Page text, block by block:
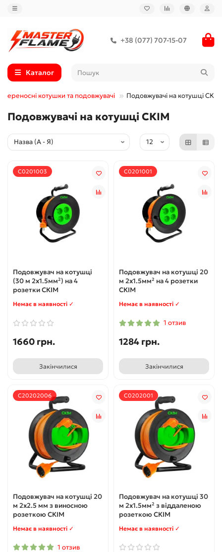
+38 (077) 707-15-07
Каталог
Переносні котушки та подовжувачі Подовжувачі на котушці СКІМ
Подовжувачі на котушці СКІМ
С0201003
Подовжувач на котушці
(30 м 2х1.5мм²) на 4
розетки СКІМ
Немає в наявності ✓
1660 грн.
Закінчилися
С0201001
Подовжувач на котушці 20
м 2х1.5мм² на 4 розетки
СКІМ
Немає в наявності ✓
1 отзив
1284 грн.
Закінчилися
С20202006
Подовжувач на котушці 20
м 2х2.5 мм з виносною
розеткою СКІМ
Немає в наявності ✓
1 отзив
С0202001
Подовжувач на котушці 30
м 2х1.5мм² з віддаленою
розеткою СКІМ
Немає в наявності ✓